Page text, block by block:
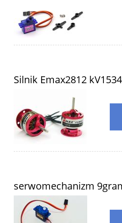
Silnik Emax2812 kV1534
serwomechanizm